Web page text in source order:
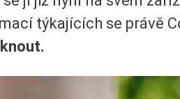
týkajících se právě